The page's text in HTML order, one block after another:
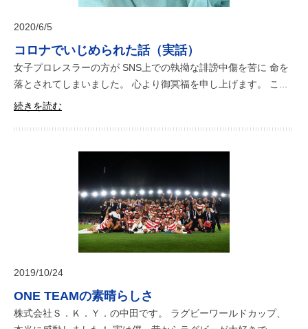
2020/6/5
コロナでいじめられた話（実話）
女子プロレスラーの方が SNS上での執拗な誹謗中傷を苦に 命を
落とされてしまいました。 心より御冥福を申し上げます。 こ...
続きを読む
2019/10/24
ONE TEAMの素晴らしさ
株式会社Ｓ．Ｋ．Ｙ．の中田です。 ラグビーワールドカップ、